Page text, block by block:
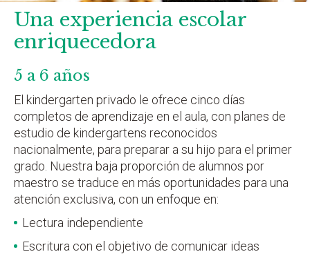
Una experiencia escolar
enriquecedora
5 a 6 años
El kindergarten privado le ofrece cinco días
completos de aprendizaje en el aula, con planes de
estudio de kindergartens reconocidos
nacionalmente, para preparar a su hijo para el primer
grado. Nuestra baja proporción de alumnos por
maestro se traduce en más oportunidades para una
atención exclusiva, con un enfoque en:
Lectura independiente
Escritura con el objetivo de comunicar ideas